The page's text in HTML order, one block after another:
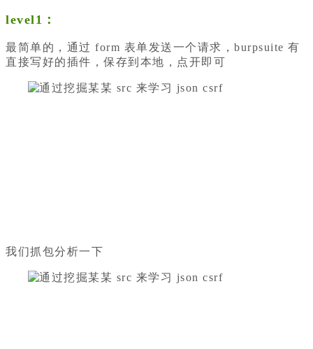
level1：
最简单的，通过 form 表单发送一个请求，burpsuite 有
直接写好的插件，保存到本地，点开即可
我们抓包分析一下